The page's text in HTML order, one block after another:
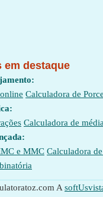
em destaque
Calculadora de
Calculadora de média
e MMC Calculadora
A